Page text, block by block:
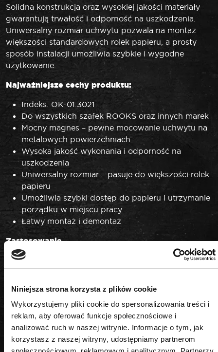
Niniejsza strona korzysta z plików cookie
Wykorzystujemy pliki cookie do spersonalizowania treści i
reklam, aby oferować funkcje społecznościowe i
analizować ruch w naszej witrynie. Informacje o tym, jak
korzystasz z naszej witryny, udostępniamy partnerom
Solidna konstrukcja oraz wysokiej jakości materiały
gwarantują trwałość i odporność na uszkodzenia.
Uniwersalny rozmiar uchwytu pozwala na montaż
większości standardowych rolek papieru, a prosty
sposób instalacji umożliwia szybkie i wygodne
użytkowanie.
Najważniejsze cechy produktu:
Indeks: OK-01.3021
Do wszystkich szafek ROOKS oraz innych marek
Mocny magnes – pewne mocowanie uchwytu na
metalowych powierzchniach
Wysoka jakość wykonania i odporność na
uszkodzenia
Uniwersalny rozmiar – pasuje do większości rolek
papieru
Umożliwia szybki dostęp do papieru i utrzymanie
porządku w miejscu pracy
Łatwy montaż i demontaż
Zastosowanie
Idealny do warsztatów, serwisów, garaży oraz
wszędzie tam, gdzie liczy się wygoda, porządek i
Postaw na jakość ROOKS
Wybierając uchwyt magnetyczny na papier ROOKS
OK-01.3021, inwestujesz w trwałość, funkcjonalność i
komfort organizacji swojego miejsca pracy.